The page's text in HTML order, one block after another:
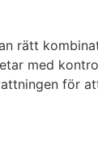
rätt
med
för